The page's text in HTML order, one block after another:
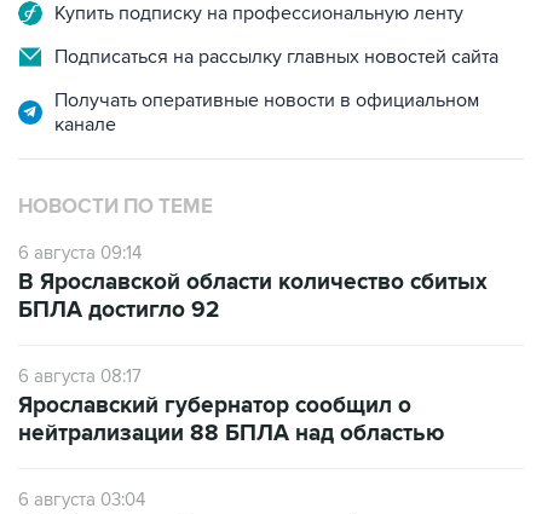
Купить подписку на профессиональную ленту
Подписаться на рассылку главных новостей сайта
Получать оперативные новости в официальном
канале
НОВОСТИ ПО ТЕМЕ
6 августа 09:14
В Ярославской области количество сбитых
БПЛА достигло 92
6 августа 08:17
Ярославский губернатор сообщил о
нейтрализации 88 БПЛА над областью
6 августа 03:04